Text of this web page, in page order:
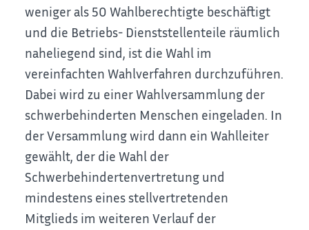
weniger als 50 Wahlberechtigte beschäftigt
und die Betriebs- Dienststellenteile räumlich
naheliegend sind, ist die Wahl im
vereinfachten Wahlverfahren durchzuführen.
Dabei wird zu einer Wahlversammlung der
schwerbehinderten Menschen eingeladen. In
der Versammlung wird dann ein Wahlleiter
gewählt, der die Wahl der
Schwerbehindertenvertretung und
mindestens eines stellvertretenden
Mitglieds im weiteren Verlauf der